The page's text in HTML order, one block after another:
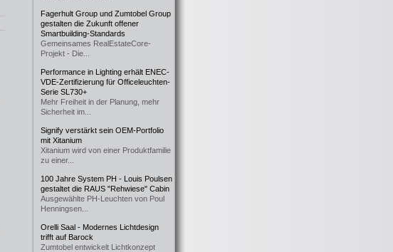
Fagerhult Group und Zumtobel Group
gestalten die Zukunft offener
Smartbuilding-Standards
Gemeinsames RealEstateCore-
Projekt - Die...
Performance in Lighting erhält ENEC-
VDE-Zertifizierung für Officeleuchten-
Serie SL730+
Mehr Freiheit in der Planung, mehr
Sicherheit im...
Signify verstärkt sein OEM-Portfolio
mit Xitanium
Xitanium wird von einer Produktfamilie
zu einer...
100 Jahre System PH - Louis Poulsen
gestaltet die RAUS "Rehwiese" Cabin
Ausgewählte PH-Leuchten von Poul
Henningsen...
Orelli Saal - Modernes Lichtdesign
trifft auf Barock
Zumtobel entwickelt Lichtkonzept